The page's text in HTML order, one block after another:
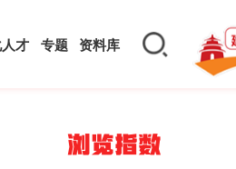
才 专题 资料库
浏览指数